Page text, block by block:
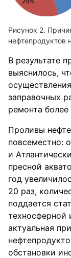
нефтепродуктов
В результате
выяснилось,
заправочных
ремонта более
Проливы
повсеместно:
и
пресной
год
20 раз,
поддается
техносферной
актуальная
обстановки